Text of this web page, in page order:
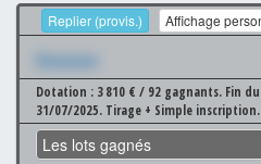
Replier (provis.) Affichage
Xxxxxxx
Dotation : 3 810 € / 92 gagnants. Fin
31/07/2025. Tirage + Simple inscription.
Les lots gagnés